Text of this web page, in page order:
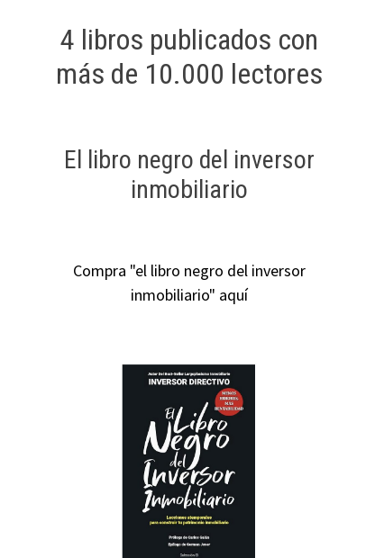
4 libros publicados con
más de 10.000 lectores
El libro negro del inversor
inmobiliario
Compra "el libro negro del inversor
inmobiliario" aquí